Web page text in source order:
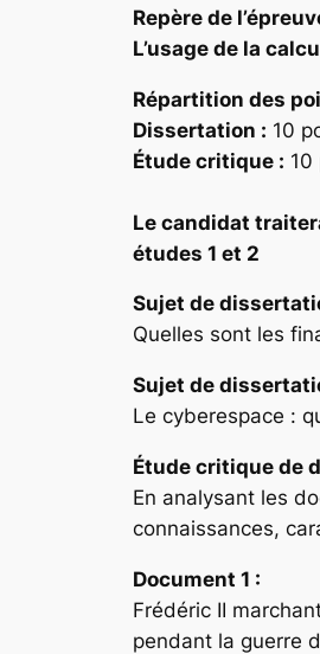
Repère de
L’usage de la
Répartition des
Dissertation : 10
Étude critique : 10
Le candidat
études 1 et 2
Sujet de
Quelles sont les
Sujet de
Le cyberespace :
Étude critique de
En analysant les
connaissances,
Document 1 :
Frédéric II
pendant la guerre